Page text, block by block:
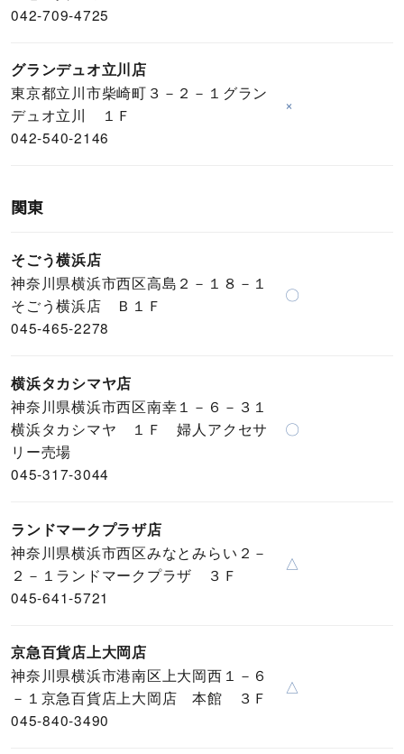
042-709-4725
グランデュオ立川店
東京都立川市柴崎町３－２－１グラン
デュオ立川 １Ｆ
042-540-2146
×
関東
そごう横浜店
神奈川県横浜市西区高島２－１８－１
そごう横浜店 Ｂ１Ｆ
045-465-2278
〇
横浜タカシマヤ店
神奈川県横浜市西区南幸１－６－３１
横浜タカシマヤ １Ｆ 婦人アクセサ
リー売場
045-317-3044
〇
ランドマークプラザ店
神奈川県横浜市西区みなとみらい２－
２－１ランドマークプラザ ３Ｆ
045-641-5721
△
京急百貨店上大岡店
神奈川県横浜市港南区上大岡西１－６
－１京急百貨店上大岡店 本館 ３Ｆ
045-840-3490
△